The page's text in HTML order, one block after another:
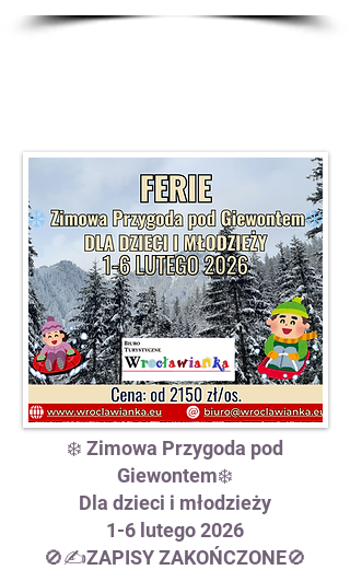
❄️ Zimowa Przygoda pod
Giewontem❄️
Dla dzieci i młodzieży
1-6 lutego 2026
🚫✍️ZAPISY ZAKOŃCZONE🚫